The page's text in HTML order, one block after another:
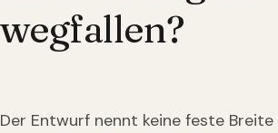
wegfallen?
Der Entwurf nennt keine feste